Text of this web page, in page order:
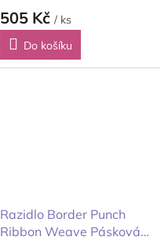
505 Kč / ks
Do košíku
Razidlo Border Punch
Ribbon Weave Pásková